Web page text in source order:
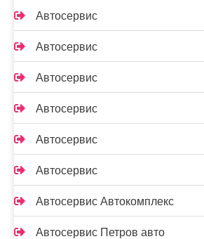
Автосервис
Автосервис
Автосервис
Автосервис
Автосервис
Автосервис
Автосервис Автокомплекс
Автосервис Петров авто